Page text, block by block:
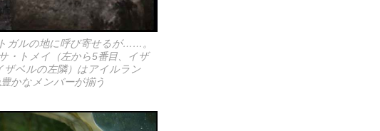
ガルの地に呼び寄せるが……。
・トメイ（左から5番目、イザ
ザベルの左隣）はアイルラン
かなメンバーが揃う